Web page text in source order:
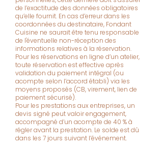
de l’exactitude des données obligatoires
qu’elle fournit. En cas d’erreur dans les
coordonnées du destinataire, Fondant
Cuisine ne saurait être tenu responsable
de l'éventuelle non-réception des
informations relatives à la réservation.
Pour les réservations en ligne d’un atelier,
toute réservation est effective après
validation du paiement intégral (ou
acompte selon l’accord établi) via les
moyens proposés (CB, virement, lien de
paiement sécurisé).
Pour les prestations aux entreprises, un
devis signé peut valoir engagement,
accompagné d’un acompte de 40 % à
régler avant la prestation. Le solde est dû
dans les 7 jours suivant l’événement.